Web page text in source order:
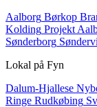
Aalborg Børkop
Kolding Projekt
Sønderborg
Lokal på Fyn
Dalum-Hjallese
Ringe Rudkøbing